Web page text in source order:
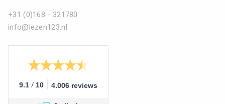
+31 (0)168 - 321780
info@lezen123.nl
9.1 / 10 4.006 reviews